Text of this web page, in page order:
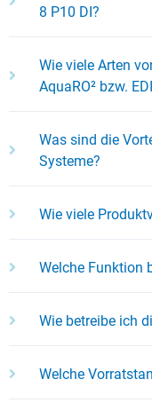
8 P10 DI?
Wie viele Arten
AquaRO² bzw.
Was sind die
Systeme?
Wie viele
Welche Funktion
Wie betreibe ich
Welche